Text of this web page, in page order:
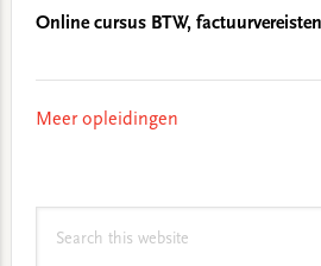
Online cursus BTW,
Meer opleidingen